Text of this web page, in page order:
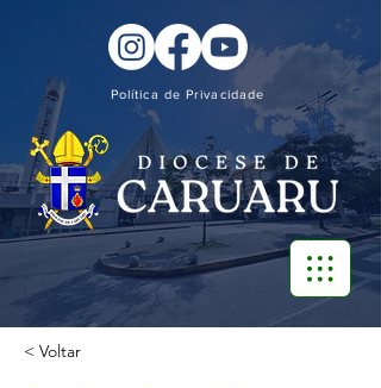
Política de Privacidade
< Voltar